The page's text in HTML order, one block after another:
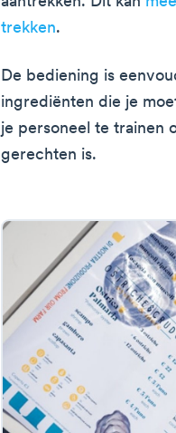
trekken.
De bediening is
ingrediënten die je
je personeel te trainen
gerechten is.